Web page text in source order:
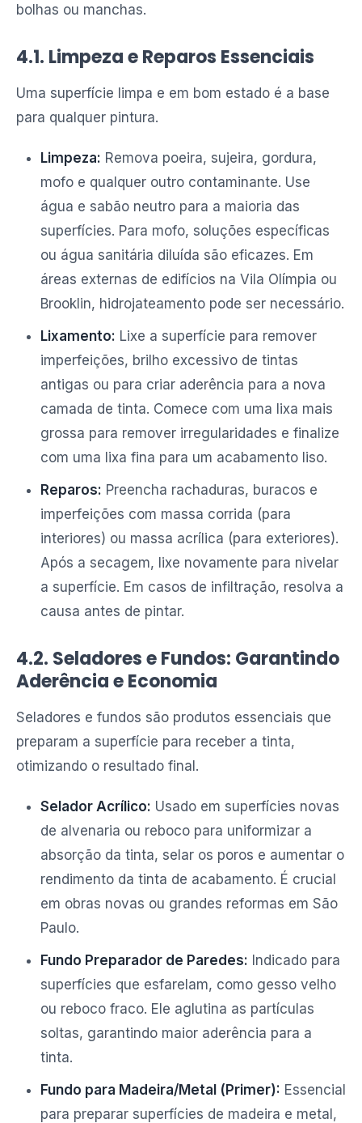
bolhas ou manchas.
4.1. Limpeza e Reparos Essenciais
Uma superfície limpa e em bom estado é a base
para qualquer pintura.
Limpeza: Remova poeira, sujeira, gordura,
mofo e qualquer outro contaminante. Use
água e sabão neutro para a maioria das
superfícies. Para mofo, soluções específicas
ou água sanitária diluída são eficazes. Em
áreas externas de edifícios na Vila Olímpia ou
Brooklin, hidrojateamento pode ser necessário.
Lixamento: Lixe a superfície para remover
imperfeições, brilho excessivo de tintas
antigas ou para criar aderência para a nova
camada de tinta. Comece com uma lixa mais
grossa para remover irregularidades e finalize
com uma lixa fina para um acabamento liso.
Reparos: Preencha rachaduras, buracos e
imperfeições com massa corrida (para
interiores) ou massa acrílica (para exteriores).
Após a secagem, lixe novamente para nivelar
a superfície. Em casos de infiltração, resolva a
causa antes de pintar.
4.2. Seladores e Fundos: Garantindo
Aderência e Economia
Seladores e fundos são produtos essenciais que
preparam a superfície para receber a tinta,
otimizando o resultado final.
Selador Acrílico: Usado em superfícies novas
de alvenaria ou reboco para uniformizar a
absorção da tinta, selar os poros e aumentar o
rendimento da tinta de acabamento. É crucial
em obras novas ou grandes reformas em São
Paulo.
Fundo Preparador de Paredes: Indicado para
superfícies que esfarelam, como gesso velho
ou reboco fraco. Ele aglutina as partículas
soltas, garantindo maior aderência para a
tinta.
Fundo para Madeira/Metal (Primer): Essencial
para preparar superfícies de madeira e metal,